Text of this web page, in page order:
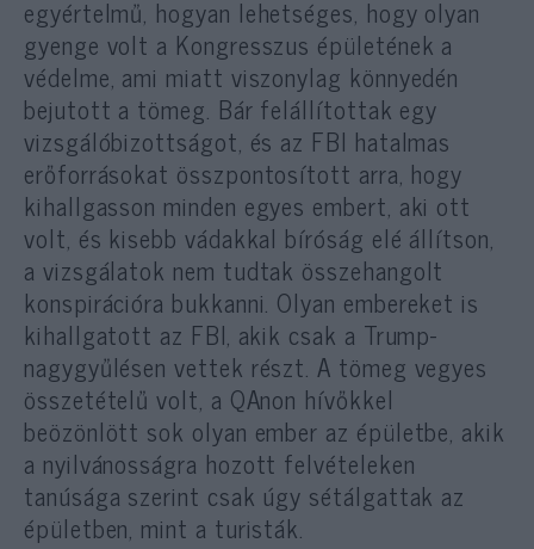
egyértelmű, hogyan lehetséges, hogy olyan
gyenge volt a Kongresszus épületének a
védelme, ami miatt viszonylag könnyedén
bejutott a tömeg. Bár felállítottak egy
vizsgálóbizottságot, és az FBI hatalmas
erőforrásokat összpontosított arra, hogy
kihallgasson minden egyes embert, aki ott
volt, és kisebb vádakkal bíróság elé állítson,
a vizsgálatok nem tudtak összehangolt
konspirációra bukkanni. Olyan embereket is
kihallgatott az FBI, akik csak a Trump-
nagygyűlésen vettek részt. A tömeg vegyes
összetételű volt, a QAnon hívőkkel
beözönlött sok olyan ember az épületbe, akik
a nyilvánosságra hozott felvételeken
tanúsága szerint csak úgy sétálgattak az
épületben, mint a turisták.